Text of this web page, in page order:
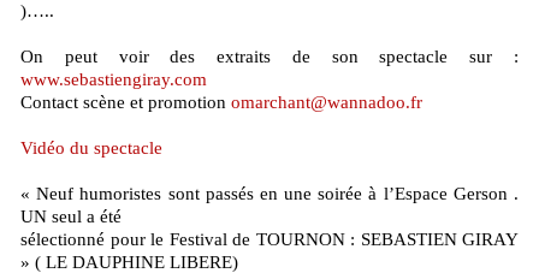
)…..
On peut voir des extraits de son spectacle sur :
www.sebastiengiray.com
Contact scène et promotion omarchant@wannadoo.fr
Vidéo du spectacle
« Neuf humoristes sont passés en une soirée à l’Espace Gerson .
UN seul a été
sélectionné pour le Festival de TOURNON : SEBASTIEN GIRAY
» ( LE DAUPHINE LIBERE)